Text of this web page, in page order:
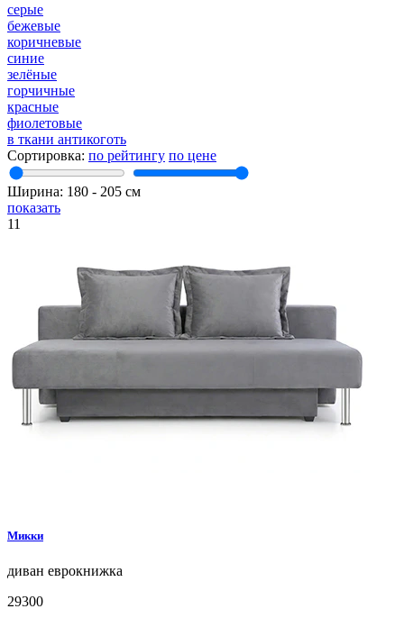
серые
бежевые
коричневые
синие
зелёные
горчичные
красные
фиолетовые
в ткани антикоготь
Сортировка: по рейтингу по цене
Ширина: 180 ‐ 205 см
показать
11
Микки
диван еврокнижка
29300